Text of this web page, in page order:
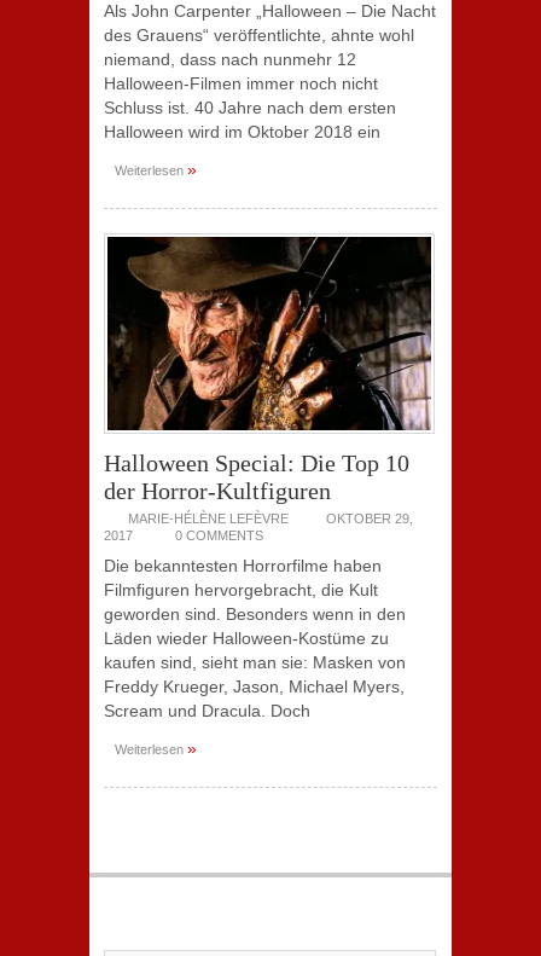
Als John Carpenter „Halloween – Die Nacht
des Grauens“ veröffentlichte, ahnte wohl
niemand, dass nach nunmehr 12
Halloween-Filmen immer noch nicht
Schluss ist. 40 Jahre nach dem ersten
Halloween wird im Oktober 2018 ein
Weiterlesen »
Halloween Special: Die Top 10
der Horror-Kultfiguren
MARIE-HÉLÈNE LEFÈVRE
OKTOBER 29,
2017
0 COMMENTS
Die bekanntesten Horrorfilme haben
Filmfiguren hervorgebracht, die Kult
geworden sind. Besonders wenn in den
Läden wieder Halloween-Kostüme zu
kaufen sind, sieht man sie: Masken von
Freddy Krueger, Jason, Michael Myers,
Scream und Dracula. Doch
Weiterlesen »